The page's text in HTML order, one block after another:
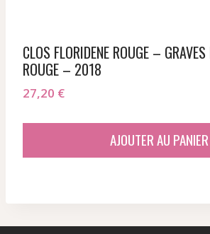
CLOS FLORIDENE ROUGE –
ROUGE – 2018
27,20 €
AJOUTER AU PANIER